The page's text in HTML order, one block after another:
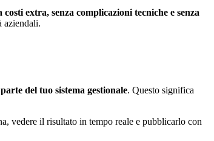
costi extra, senza complicazioni tecniche e senza
aziendali.
del tuo sistema gestionale. Questo significa
vedere il risultato in tempo reale e pubblicarlo con